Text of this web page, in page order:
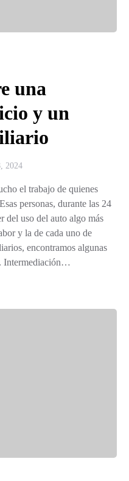
una
y un
2024
el trabajo de quienes
personas, durante las 24
del uso del auto algo más
y la de cada uno de
encontramos algunas
Intermediación…